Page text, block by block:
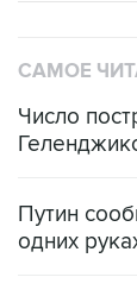
САМОЕ
Число
Путин
одних